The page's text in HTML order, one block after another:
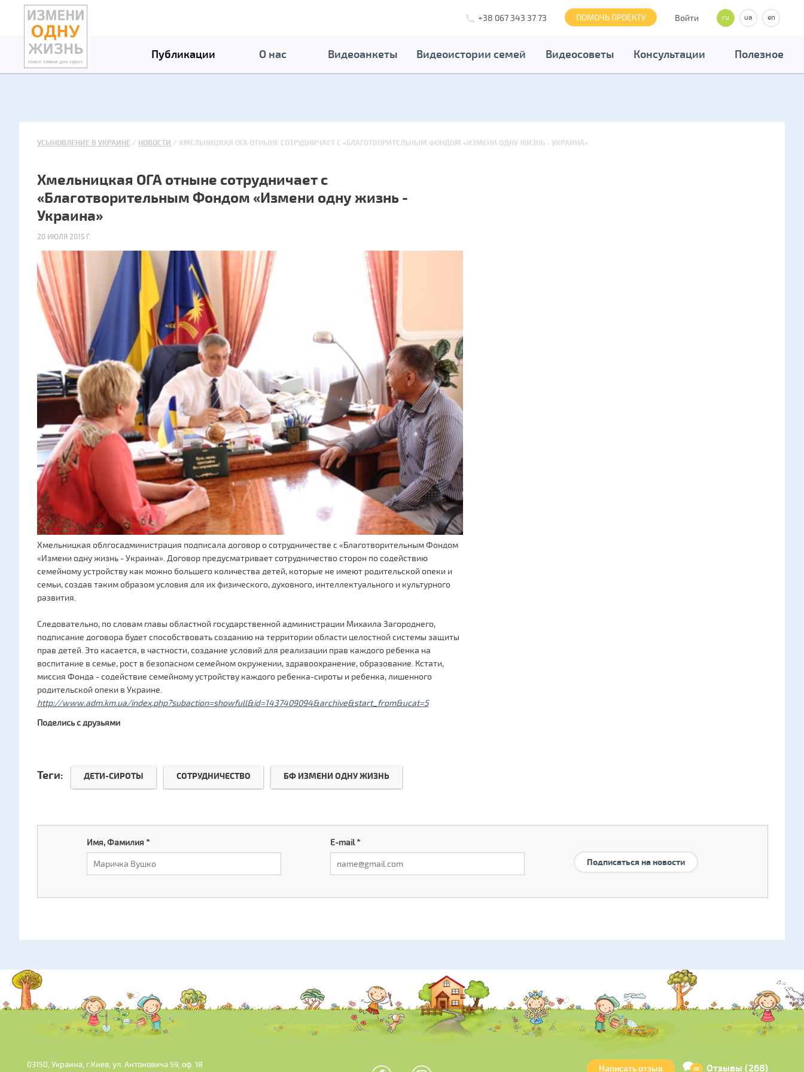
+38 067 343 37 73 ПОМОЧЬ ПРОЕКТУ Войти ru ua en
Публикации О нас Видеоанкеты Видеоистории семей Видеосоветы Консультации Полезное
УСЫНОВЛЕНИЕ В УКРАИНЕ НОВОСТИ ХМЕЛЬНИЦКАЯ ОГА ОТНЫНЕ СОТРУДНИЧАЕТ С «БЛАГОТВОРИТЕЛЬНЫМ ФОНДОМ «ИЗМЕНИ ОДНУ ЖИЗНЬ - УКРАИНА»
Хмельницкая ОГА отныне сотрудничает с
«Благотворительным Фондом «Измени одну жизнь -
Украина»
20 ИЮЛЯ 2015 Г.
Хмельницкая облгосадминистрация подписала договор о сотрудничестве с «Благотворительным Фондом
«Измени одну жизнь - Украина». Договор предусматривает сотрудничество сторон по содействию
семейному устройству как можно большего количества детей, которые не имеют родительской опеки и
семьи, создав таким образом условия для их физического, духовного, интеллектуального и культурного
развития.
Следовательно, по словам главы областной государственной администрации Михаила Загороднего,
подписание договора будет способствовать созданию на территории области целостной системы защиты
прав детей. Это касается, в частности, создание условий для реализации прав каждого ребенка на
воспитание в семье, рост в безопасном семейном окружении, здравоохранение, образование. Кстати,
миссия Фонда - содействие семейному устройству каждого ребенка-сироты и ребенка, лишенного
родительской опеки в Украине.
http://www.adm.km.ua/index.php?subaction=showfull&id=1437409094&archive&start_from&ucat=5
Поделись с друзьями
Теги: ДЕТИ-СИРОТЫ СОТРУДНИЧЕСТВО БФ ИЗМЕНИ ОДНУ ЖИЗНЬ
Имя, Фамилия * E-mail*
Подписаться на новости
03150, Украина, г.Киев, ул. Антоновича 59, оф. 18
Написать отзыв Отзывы (268)